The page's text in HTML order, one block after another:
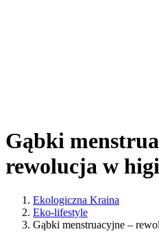
Gąbki
rewolucja w
Ekologiczna Kraina
Eko-lifestyle
Gąbki menstruacyjne –